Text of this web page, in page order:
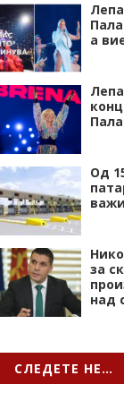
а
Од
за
над
СЛЕДЕТЕ НЕ…